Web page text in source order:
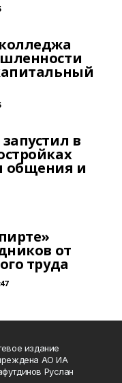
в
общения и
от
труда
издание
АО ИА
Руслан